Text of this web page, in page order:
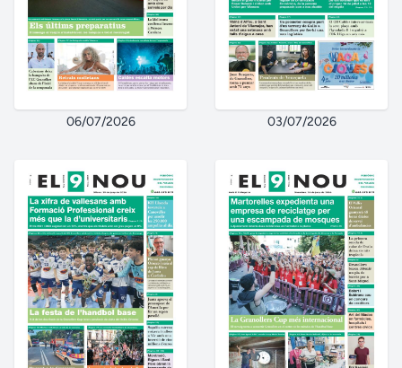
06/07/2026 03/07/2026